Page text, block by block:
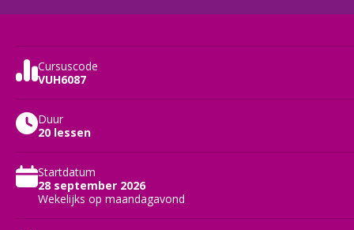
Cursuscode
VUH6087
Duur
20 lessen
Startdatum
28 september 2026
Wekelijks op maandagavond